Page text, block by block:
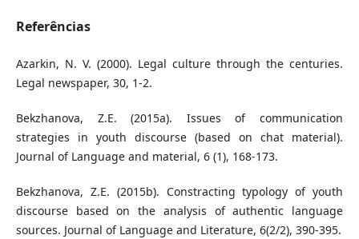
Referências
Azarkin, N. V. (2000). Legal culture through the centuries.
Legal newspaper, 30, 1-2.
Bekzhanova, Z.E. (2015a). Issues of communication
strategies in youth discourse (based on chat material).
Journal of Language and material, 6 (1), 168-173.
Bekzhanova, Z.E. (2015b). Constracting typology of youth
discourse based on the analysis of authentic language
sources. Journal of Language and Literature, 6(2/2), 390-395.